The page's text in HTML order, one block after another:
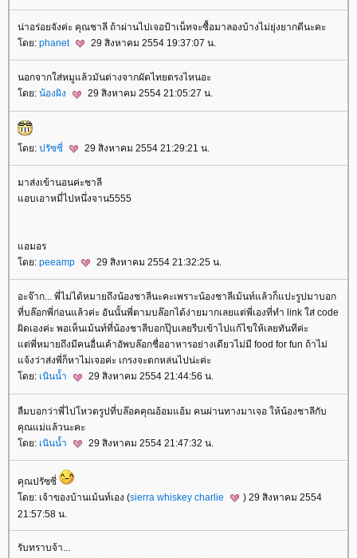
น่าอร่อยจังค่ะ คุณชาลี ถ้าผ่านไปเจอป้าเน็ทจะซื้อมาลองบ้างไม่ยุ่งยากดีนะคะ
ดย: phanet 29 สิงหาคม 2554 19:37:07 น.
นอกจากใส่หมูแล้วมันต่างจากผัดไทยตรงไหนอะ
ดย: น้องผิง 29 สิงหาคม 2554 21:05:27 น.
ดย: ปรัซซี่ 29 สิงหาคม 2554 21:29:21 น.
มาส่งเข้านอนค่ะชาลี
อบเอาหมี่ไปหนึ่งจาน5555
อมอร
ดย: peeamp 29 สิงหาคม 2554 21:32:25 น.
อะจ๊าก... พี่ไม่ได้หมายถึงน้องชาลีนะคะเพราะน้องชาลีเม้นท์แล้วก็แปะรูปมาบอก
ที่บล๊อกพี่ก่อนแล้วค่ะ อันนั้นพี่ตามบล๊อกได้ง่ายมากเลยแต่พี่เองที่ทำ link ใส่ code
ผิดเองค่ะ พอเห็นเม้นท์ที่น้องชาลีบอกปุ๊บเลยรีบเข้าไปแก้ไขให้เลยทันทีค่ะ
ต่พี่หมายถึงมีคนอื่นเค้าอัพบล๊อกชื่ออาหารอย่างเดียวไม่มี food for fun ถ้าไม่
จ้งว่าส่งพี่ก็หาไม่เจอค่ะ เกรงจะตกหล่นไปน่ะค่ะ
ดย: เนินน้ำ 29 สิงหาคม 2554 21:44:56 น.
ลืมบอกว่าพี่ไปโหวตรูปที่บล๊อคคุณอ้อมแอ้ม คนผ่านทางมาเจอ ให้น้องชาลีกับ
คุณแม่แล้วนะคะ
ดย: เนินน้ำ 29 สิงหาคม 2554 21:47:32 น.
คุณปรัซซี่
ดย: เจ้าของบ้านเม้นท์เอง (sierra whiskey charlie
) 29 สิงหาคม 2554
21:57:58 น.
รับทราบจ้า...